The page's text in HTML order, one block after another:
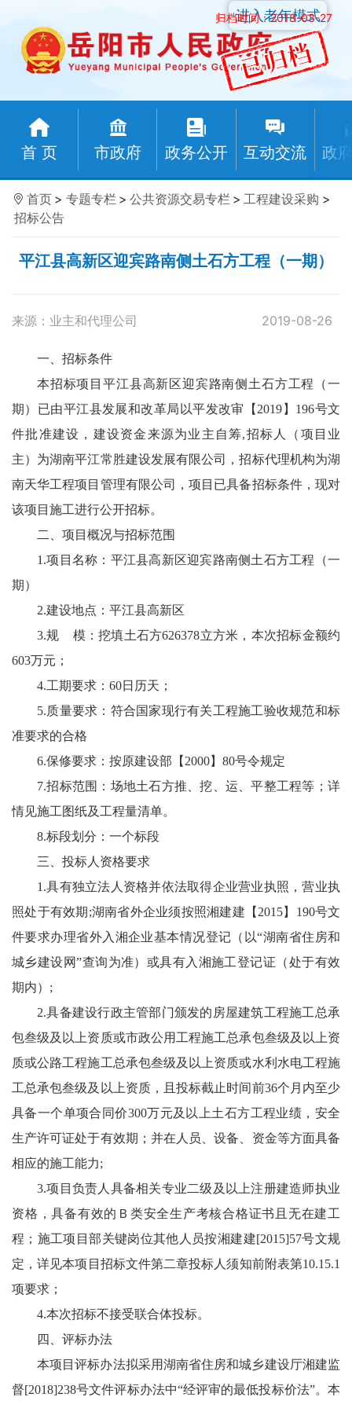
归档时间：2018-03-27
首 页 市政府 政务公开 互动交流 政
进入老年模式
首页 > 专题专栏 > 公共资源交易专栏 > 工程建设采购 >
招标公告
平江县高新区迎宾路南侧土石方工程（一期）
来源：业主和代理公司 2019-08-26
一、招标条件
本招标项目平江县高新区迎宾路南侧土石方工程（一
期）已由平江县发展和改革局以平发改审【2019】196号文
件批准建设，建设资金来源为业主自筹,招标人（项目业
主）为湖南平江常胜建设发展有限公司，招标代理机构为湖
南天华工程项目管理有限公司，项目已具备招标条件，现对
该项目施工进行公开招标。
二、项目概况与招标范围
1.项目名称：平江县高新区迎宾路南侧土石方工程（一
期）
2.建设地点：平江县高新区
3.规 模：挖填土石方626378立方米，本次招标金额约
603万元；
4.工期要求：60日历天；
5.质量要求：符合国家现行有关工程施工验收规范和标
准要求的合格
6.保修要求：按原建设部【2000】80号令规定
7.招标范围：场地土石方推、挖、运、平整工程等；详
情见施工图纸及工程量清单。
8.标段划分：一个标段
三、投标人资格要求
1.具有独立法人资格并依法取得企业营业执照，营业执
照处于有效期;湖南省外企业须按照湘建建【2015】190号文
件要求办理省外入湘企业基本情况登记（以“湖南省住房和
城乡建设网”查询为准）或具有入湘施工登记证（处于有效
期内）;
2.具备建设行政主管部门颁发的房屋建筑工程施工总承
包叁级及以上资质或市政公用工程施工总承包叁级及以上资
质或公路工程施工总承包叁级及以上资质或水利水电工程施
工总承包叁级及以上资质，且投标截止时间前36个月内至少
具备一个单项合同价300万元及以上土石方工程业绩，安全
生产许可证处于有效期；并在人员、设备、资金等方面具备
相应的施工能力;
3.项目负责人具备相关专业二级及以上注册建造师执业
资格，具备有效的Ｂ类安全生产考核合格证书且无在建工
程；施工项目部关键岗位其他人员按湘建建[2015]57号文规
定，详见本项目招标文件第二章投标人须知前附表第10.15.1
项要求；
4.本次招标不接受联合体投标。
四、评标办法
本项目评标办法拟采用湖南省住房和城乡建设厅湘建监
督[2018]238号文件评标办法中“经评审的最低投标价法”。本